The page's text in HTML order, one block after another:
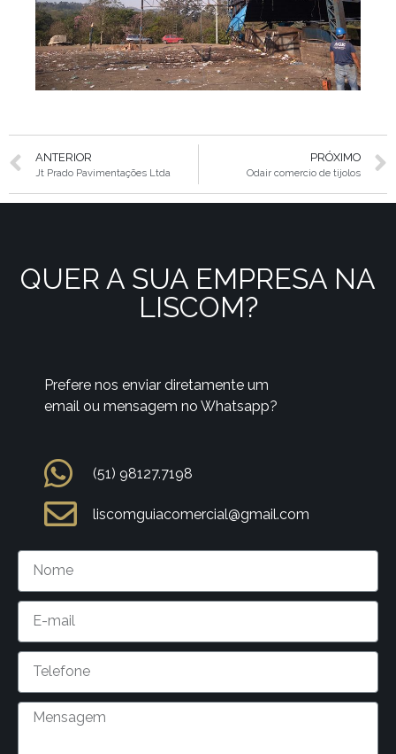
ANTERIOR
Jt Prado Pavimentações Ltda
PRÓXIMO
Odair comercio de tijolos
QUER A SUA EMPRESA NA
LISCOM?
Prefere nos enviar diretamente um
email ou mensagem no Whatsapp?
(51) 98127.7198
liscomguiacomercial@gmail.com